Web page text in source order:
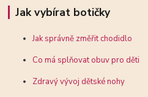
Jak vybírat botičky
Jak správně změřit chodidlo
Co má splňovat obuv pro děti
Zdravý vývoj dětské nohy